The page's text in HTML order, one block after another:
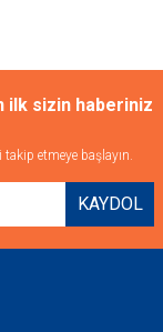
ilk sizin haberiniz
etmeye başlayın.
KAYDOL